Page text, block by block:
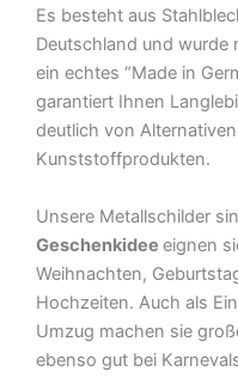
Es besteht aus
Deutschland und wurde
ein echtes “Made in
garantiert Ihnen
deutlich von
Kunststoffprodukten.
Unsere Metallschilder
Geschenkidee eignen
Weihnachten,
Hochzeiten. Auch als
Umzug machen sie
ebenso gut bei